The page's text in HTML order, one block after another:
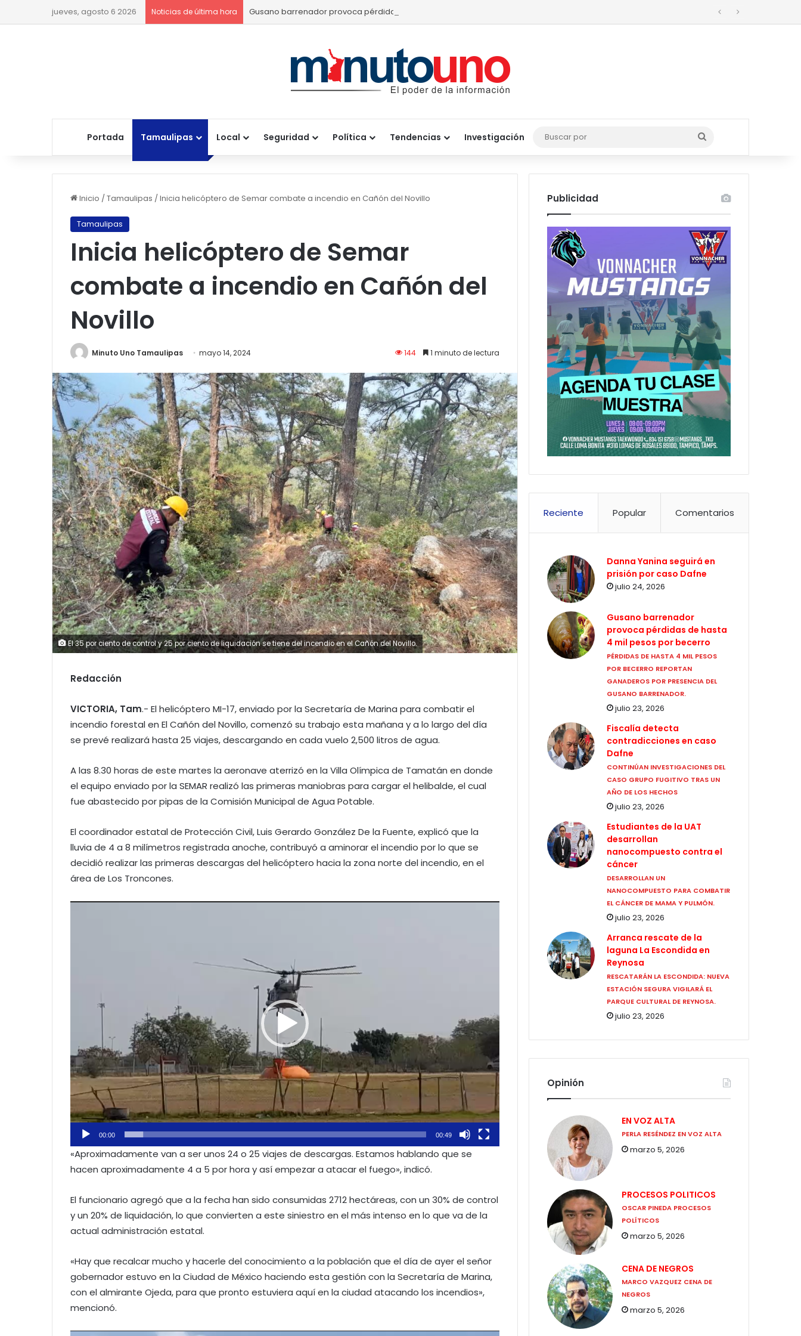
jueves, agosto 6 2026 Noticias de última hora Gusano barrenador provoca pérdidas de hasta 4 mil pesos por becerro
Portada Tamaulipas Local Seguridad Política Tendencias Investigación
Buscar
por
Inicio /Tamaulipas /Inicia helicóptero de Semar combate a incendio en Cañón del Novillo
Tamaulipas
Inicia helicóptero de Semar
combate a incendio en Cañón del
Novillo
Minuto Uno Tamaulipas mayo 14, 2024 144 1 minuto de lectura
El 35 por ciento de control y 25 por ciento de liquidación se tiene del incendio en el Cañón del Novillo.
Redacción
VICTORIA, Tam.- El helicóptero MI-17, enviado por la Secretaría de Marina para combatir el
incendio forestal en El Cañón del Novillo, comenzó su trabajo esta mañana y a lo largo del día
se prevé realizará hasta 25 viajes, descargando en cada vuelo 2,500 litros de agua.
A las 8.30 horas de este martes la aeronave aterrizó en la Villa Olímpica de Tamatán en donde
el equipo enviado por la SEMAR realizó las primeras maniobras para cargar el helibalde, el cual
fue abastecido por pipas de la Comisión Municipal de Agua Potable.
El coordinador estatal de Protección Civil, Luis Gerardo González De la Fuente, explicó que la
lluvia de 4 a 8 milímetros registrada anoche, contribuyó a aminorar el incendio por lo que se
decidió realizar las primeras descargas del helicóptero hacia la zona norte del incendio, en el
área de Los Troncones.
00:00 00:49
«Aproximadamente van a ser unos 24 o 25 viajes de descargas. Estamos hablando que se
hacen aproximadamente 4 a 5 por hora y así empezar a atacar el fuego», indicó.
El funcionario agregó que a la fecha han sido consumidas 2712 hectáreas, con un 30% de control
y un 20% de liquidación, lo que convierten a este siniestro en el más intenso en lo que va de la
actual administración estatal.
«Hay que recalcar mucho y hacerle del conocimiento a la población que el día de ayer el señor
gobernador estuvo en la Ciudad de México haciendo esta gestión con la Secretaría de Marina,
con el almirante Ojeda, para que pronto estuviera aquí en la ciudad atacando los incendios»,
mencionó.
Publicidad
Reciente Popular Comentarios
Danna Yanina seguirá en
prisión por caso Dafne
julio 24, 2026
Gusano barrenador
provoca pérdidas de hasta
4 mil pesos por becerro
PÉRDIDAS DE HASTA 4 MIL PESOS
POR BECERRO REPORTAN
GANADEROS POR PRESENCIA DEL
GUSANO BARRENADOR.
julio 23, 2026
Fiscalía detecta
contradicciones en caso
Dafne
CONTINÚAN INVESTIGACIONES DEL
CASO GRUPO FUGITIVO TRAS UN
AÑO DE LOS HECHOS
julio 23, 2026
Estudiantes de la UAT
desarrollan
nanocompuesto contra el
cáncer
DESARROLLAN UN
NANOCOMPUESTO PARA COMBATIR
EL CÁNCER DE MAMA Y PULMÓN.
julio 23, 2026
Arranca rescate de la
laguna La Escondida en
Reynosa
RESCATARÁN LA ESCONDIDA: NUEVA
ESTACIÓN SEGURA VIGILARÁ EL
PARQUE CULTURAL DE REYNOSA.
julio 23, 2026
Opinión
EN VOZ ALTA
PERLA RESÉNDEZ EN VOZ ALTA
marzo 5, 2026
PROCESOS POLITICOS
OSCAR PINEDA PROCESOS
POLÍTICOS
marzo 5, 2026
CENA DE NEGROS
MARCO VAZQUEZ CENA DE
NEGROS
marzo 5, 2026